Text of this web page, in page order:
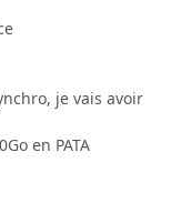
je vais avoir
en PATA